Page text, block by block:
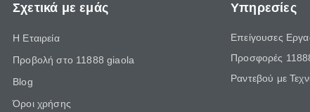
Σχετικά με εμάς
Η Εταιρεία
Προβολή στο 11888 giaola
Blog
Όροι χρήσης
Υπηρεσίες
Επείγουσες
Προσφορές
Ραντεβού με